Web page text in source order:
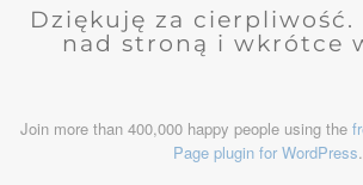
Dziękuję za cierpliwość.
nad stroną i wkrótce
Join more than 400,000 happy people using the
Page plugin for WordPress.